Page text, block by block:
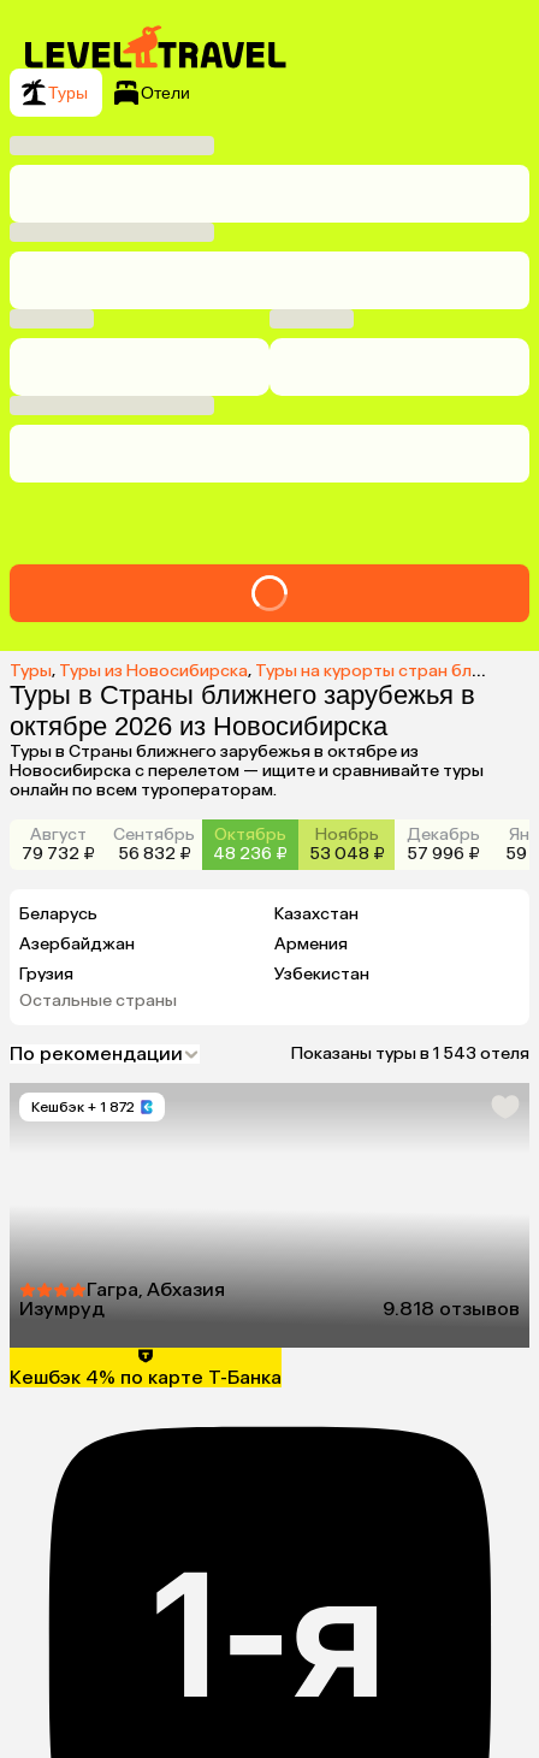
Туры Отели
Туры, Туры из Новосибирска, Туры на курорты стран ближнего зарубежья из Новосибирска
Туры в Страны ближнего зарубежья в
октябре 2026 из Новосибирска
Туры в Страны ближнего зарубежья в октябре из
Новосибирска с перелетом — ищите и сравнивайте туры
онлайн по всем туроператорам.
Август
79 732 ₽
Сентябрь
56 832 ₽
Октябрь
48 236 ₽
Ноябрь
53 048 ₽
Декабрь
57 996 ₽
59
Беларусь
Казахстан
Азербайджан
Армения
Грузия
Узбекистан
Киргизия
Остальные страны
По рекомендации Показаны туры в 1 543 отеля
Кешбэк + 1 872
Гагра, Абхазия
Изумруд
9.818 отзывов
Кешбэк 4% по карте Т-Банка